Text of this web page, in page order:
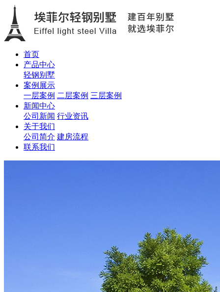
首页
产品中心
轻钢别墅
案例展示
一层案例 二层案例 三层案例
新闻中心
公司新闻 行业资讯
关于我们
公司简介 建房流程
联系我们